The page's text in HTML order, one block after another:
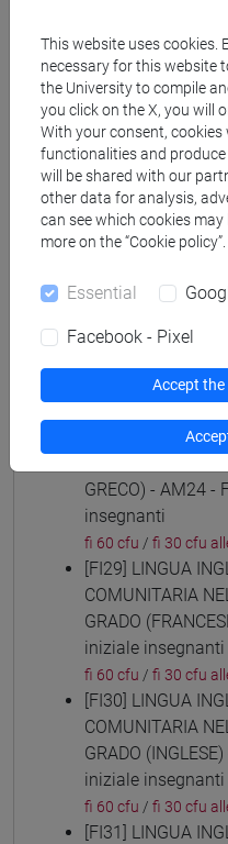
insegnanti
fi 60 cfu/fi 30 cfu
[FI25] LINGUE E
ISTITUTI DI
(PORTOGHESE)
insegnanti
fi 60 cfu/fi 30 cfu
[FI26] LINGUA E
(EBRAICO) -
fi 60 cfu fi 30 cfu
[FI27] LINGUA E
insegnanti
[FI28] LINGUE E
GRECO) - AM24
insegnanti
fi 60 cfu / fi 30 cfu
[FI29] LINGUA
COMUNITARIA
GRADO
iniziale insegnanti
fi 60 cfu / fi 30 cfu
[FI30] LINGUA
COMUNITARIA
GRADO
iniziale insegnanti
fi 60 cfu / fi 30 cfu
[FI31] LINGUA
This website uses cookies.
necessary for this website
the University to compile
you click on the X, you will
With your consent,
functionalities and
will be shared with our
other data for analysis,
can see which cookies
more on the “Cookie policy”.
Essential
Facebook - Pixel
Accept the